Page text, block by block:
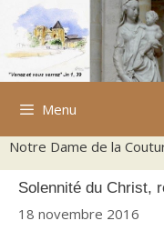
Aller
contenu
Menu
Notre Dame de la
Solennité du Christ,
18 novembre 2016